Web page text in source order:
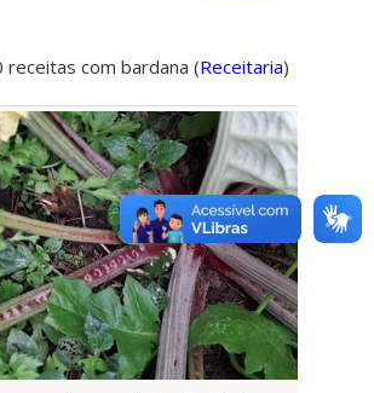
receitas com bardana (Receitaria)